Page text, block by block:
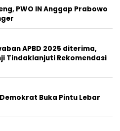
PWO IN Anggap Prabowo
APBD 2025 diterima,
Tindaklanjuti Rekomendasi
Buka Pintu Lebar